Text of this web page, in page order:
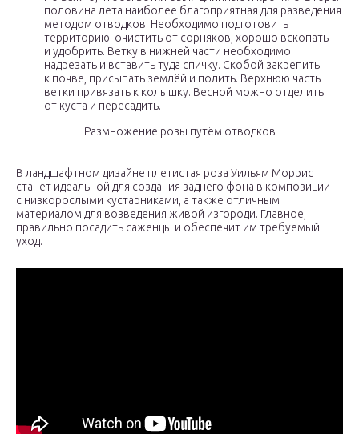
половина лета наиболее благоприятная для разведения
методом отводков. Необходимо подготовить
территорию: очистить от сорняков, хорошо вскопать
и удобрить. Ветку в нижней части необходимо
надрезать и вставить туда спичку. Скобой закрепить
к почве, присыпать землёй и полить. Верхнюю часть
ветки привязать к колышку. Весной можно отделить
от куста и пересадить.
Размножение розы путём отводков
В ландшафтном дизайне плетистая роза Уильям Моррис
станет идеальной для создания заднего фона в композиции
с низкорослыми кустарниками, а также отличным
материалом для возведения живой изгороди. Главное,
правильно посадить саженцы и обеспечит им требуемый
уход.